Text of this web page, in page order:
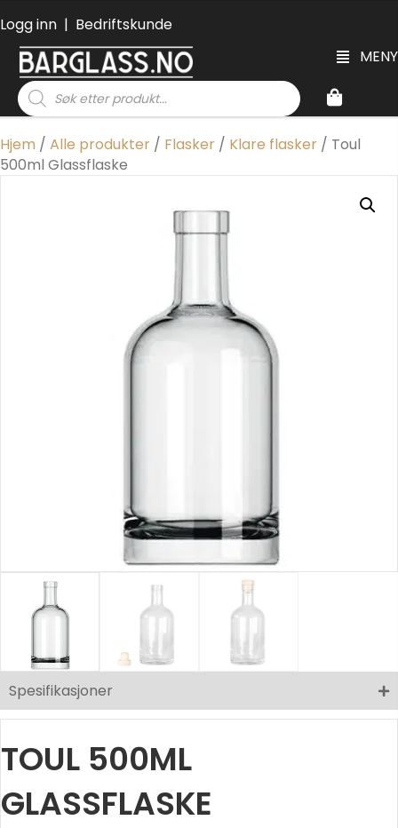
Logg inn | Bedriftskunde
MENY
Products
search
Hjem / Alle produkter / Flasker / Klare flasker / Toul
500ml Glassflaske
Spesifikasjoner
TOUL 500ML
GLASSFLASKE